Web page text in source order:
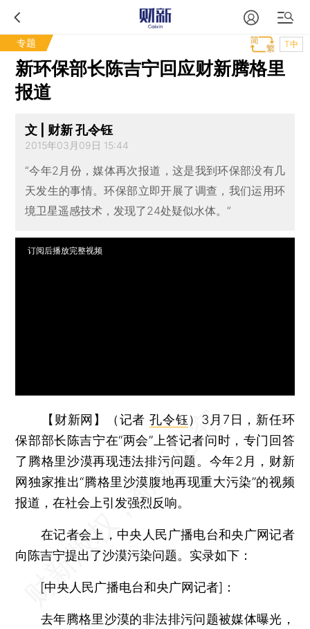
专题 T中
新环保部长陈吉宁回应财新腾格里
报道
文 | 财新 孔令钰
2015年03月09日 15:44
“今年2月份，媒体再次报道，这是我到环保部没有几
天发生的事情。环保部立即开展了调查，我们运用环
境卫星遥感技术，发现了24处疑似水体。”
订阅后播放完整视频
【财新网】（记者孔令钰） 3月7日，新任环
保部部长陈吉宁在“两会”上答记者问时，专门回答
了腾格里沙漠再现违法排污问题。今年2月，财新
网独家推出“腾格里沙漠腹地再现重大污染”的视频
报道，在社会上引发强烈反响。
在记者会上，中央人民广播电台和央广网记者
向陈吉宁提出了沙漠污染问题。实录如下：
[中央人民广播电台和央广网记者]：
去年腾格里沙漠的非法排污问题被媒体曝光，